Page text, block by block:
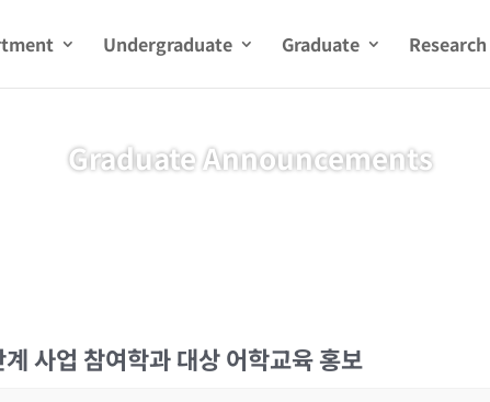
Undergraduate Graduate Research
Graduate Announcements
사업 참여학과 대상 어학교육 홍보